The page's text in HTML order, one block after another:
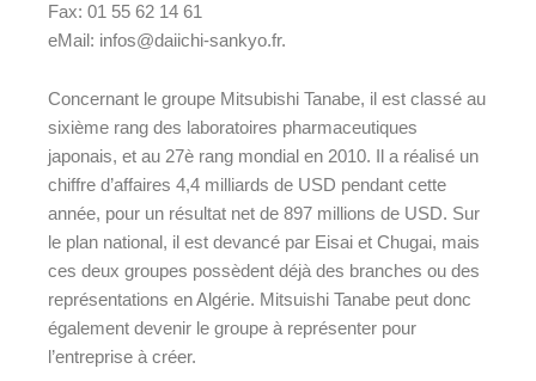
Fax: 01 55 62 14 61
eMail: infos@daiichi-sankyo.fr.
Concernant le groupe Mitsubishi Tanabe, il est classé au
sixième rang des laboratoires pharmaceutiques
japonais, et au 27è rang mondial en 2010. Il a réalisé un
chiffre d’affaires 4,4 milliards de USD pendant cette
année, pour un résultat net de 897 millions de USD. Sur
le plan national, il est devancé par Eisai et Chugai, mais
ces deux groupes possèdent déjà des branches ou des
représentations en Algérie. Mitsuishi Tanabe peut donc
également devenir le groupe à représenter pour
l’entreprise à créer.